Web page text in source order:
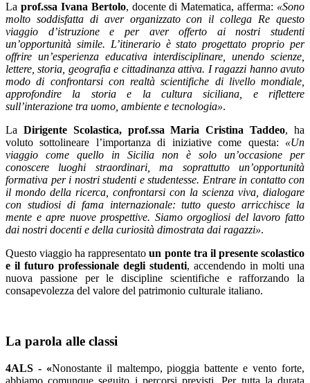
La prof.ssa Ivana Bertolo, docente di Matematica, afferma: «Sono
molto soddisfatta di aver organizzato con il collega Re questo
viaggio d’istruzione e per aver offerto ai nostri studenti
un’opportunità simile. L’itinerario è stato progettato proprio per
offrire un’esperienza educativa interdisciplinare, unendo scienze,
lettere, storia, geografia e cittadinanza attiva. I ragazzi hanno avuto
modo di confrontarsi con realtà scientifiche di livello mondiale,
approfondire la storia e la cultura siciliana, e riflettere
sull’interazione tra uomo, ambiente e tecnologia».
La Dirigente Scolastica, prof.ssa Maria Cristina Taddeo, ha
voluto sottolineare l’importanza di iniziative come questa: «Un
viaggio come quello in Sicilia non è solo un’occasione per
conoscere luoghi straordinari, ma soprattutto un’opportunità
formativa per i nostri studenti e studentesse. Entrare in contatto con
il mondo della ricerca, confrontarsi con la scienza viva, dialogare
con studiosi di fama internazionale: tutto questo arricchisce la
mente e apre nuove prospettive. Siamo orgogliosi del lavoro fatto
dai nostri docenti e della curiosità dimostrata dai ragazzi».
Questo viaggio ha rappresentatoun ponte tra il presente scolastico
e il futuro professionale degli studenti, accendendo in molti una
nuova passione per le discipline scientifiche e rafforzando la
consapevolezza del valore del patrimonio culturale italiano.
La parola alle classi
4ALS - «Nonostante il maltempo, pioggia battente e vento forte,
abbiamo comunque seguito i percorsi previsti. Per tutta la durata